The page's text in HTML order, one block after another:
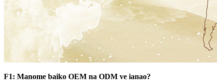
F1: Manome baiko OEM na ODM ve ianao?